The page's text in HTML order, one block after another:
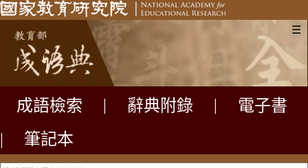
☰
成語檢索 辭典附錄
電子書
|
筆記本